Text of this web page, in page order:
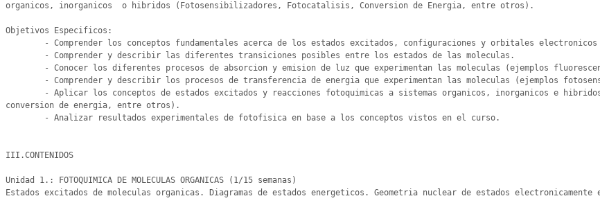
organicos, inorganicos  o hibridos (Fotosensibilizadores, Fotocatalisis, Conversion de Energia, entre otros).
Objetivos Especificos:
conversion de energia, entre otros).
III.CONTENIDOS
Unidad 1.: FOTOQUIMICA DE MOLECULAS ORGANICAS (1/15 semanas)
Estados excitados de moleculas organicas. Diagramas de estados energeticos. Geometria nuclear de estados